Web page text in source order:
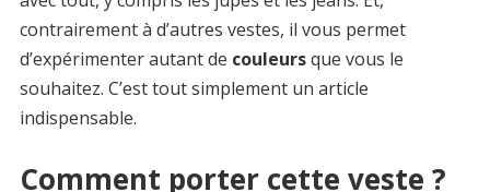
contrairement à d’autres vestes, il vous permet
d’expérimenter autant de couleursque vous le
souhaitez. C’est tout simplement un article
indispensable.
Comment porter cette veste ?